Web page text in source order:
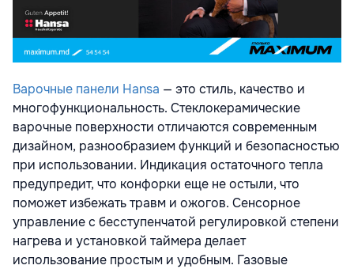
Варочные панели Hansa — это стиль, качество и
многофункциональность. Стеклокерамические
варочные поверхности отличаются современным
дизайном, разнообразием функций и безопасностью
при использовании. Индикация остаточного тепла
предупредит, что конфорки еще не остыли, что
поможет избежать травм и ожогов. Сенсорное
управление с бесступенчатой регулировкой степени
нагрева и установкой таймера делает
использование простым и удобным. Газовые